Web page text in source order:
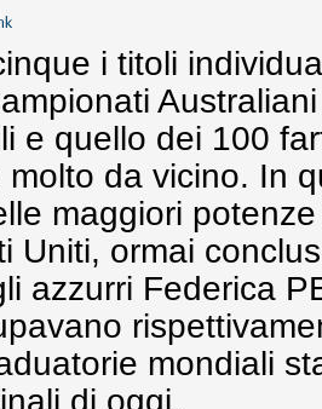
i titoli
e quello dei 100
molto da vicino. In
maggiori
Uniti, ormai
azzurri Federica
mondiali
di oggi.